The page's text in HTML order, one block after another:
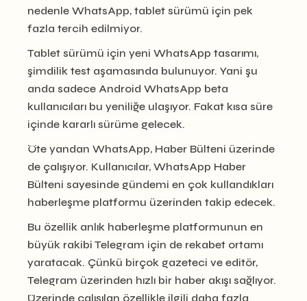
nedenle WhatsApp, tablet sürümü için pek
fazla tercih edilmiyor.
Tablet sürümü için yeni WhatsApp tasarımı,
şimdilik test aşamasında bulunuyor. Yani şu
anda sadece Android WhatsApp beta
kullanıcıları bu yeniliğe ulaşıyor. Fakat kısa süre
içinde kararlı sürüme gelecek.
Öte yandan WhatsApp, Haber Bülteni üzerinde
de çalışıyor. Kullanıcılar, WhatsApp Haber
Bülteni sayesinde gündemi en çok kullandıkları
haberleşme platformu üzerinden takip edecek.
Bu özellik anlık haberleşme platformunun en
büyük rakibi Telegram için de rekabet ortamı
yaratacak. Çünkü birçok gazeteci ve editör,
Telegram üzerinden hızlı bir haber akışı sağlıyor.
Üzerinde çalışılan özellikle ilgili daha fazla